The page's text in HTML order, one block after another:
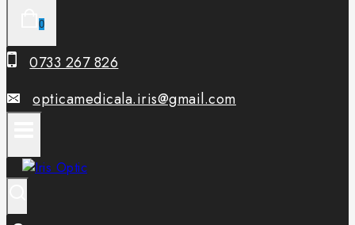
0
0733 267 826
opticamedicala.iris@gmail.com